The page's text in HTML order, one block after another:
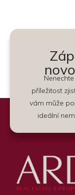
příležitost
vám může
ideální